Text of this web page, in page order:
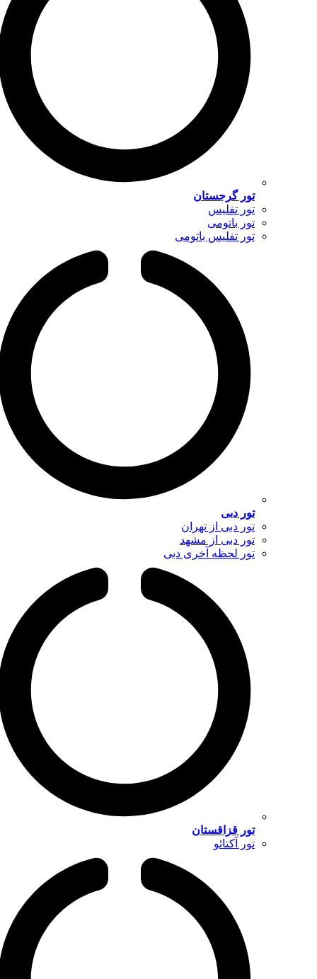
تور گرجستان
تور تفلیس
تور باتومی
تور تفلیس باتومی
تور دبی
تور دبی از تهران
تور دبی از مشهد
تور لحظه آخری دبی
تور قزاقستان
تور آکتائو